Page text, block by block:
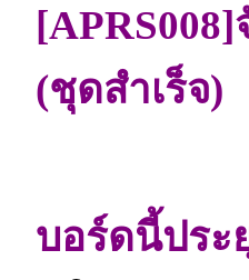
(ชุดสำเร็จ)
บอร์ดนี้ประ